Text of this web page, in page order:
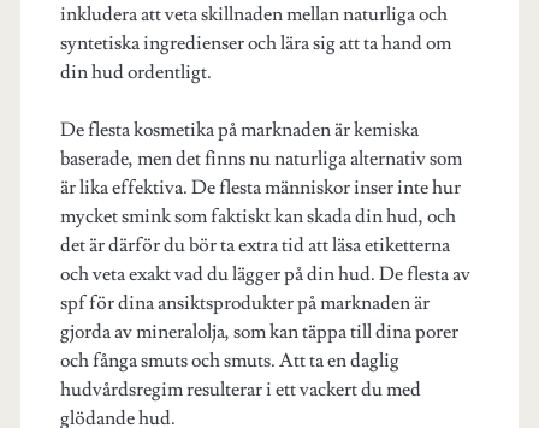
inkludera att veta skillnaden mellan naturliga och
syntetiska ingredienser och lära sig att ta hand om
din hud ordentligt.
De flesta kosmetika på marknaden är kemiska
baserade, men det finns nu naturliga alternativ som
är lika effektiva. De flesta människor inser inte hur
mycket smink som faktiskt kan skada din hud, och
det är därför du bör ta extra tid att läsa etiketterna
och veta exakt vad du lägger på din hud. De flesta av
spf för dina ansiktsprodukter på marknaden är
gjorda av mineralolja, som kan täppa till dina porer
och fånga smuts och smuts. Att ta en daglig
hudvårdsregim resulterar i ett vackert du med
glödande hud.